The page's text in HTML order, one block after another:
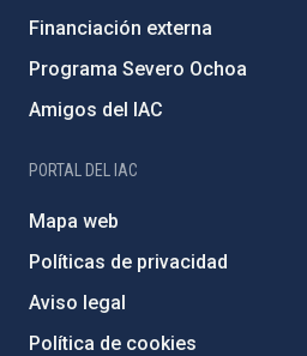
Financiación externa
Programa Severo Ochoa
Amigos del IAC
PORTAL DEL IAC
Mapa web
Políticas de privacidad
Aviso legal
Política de cookies